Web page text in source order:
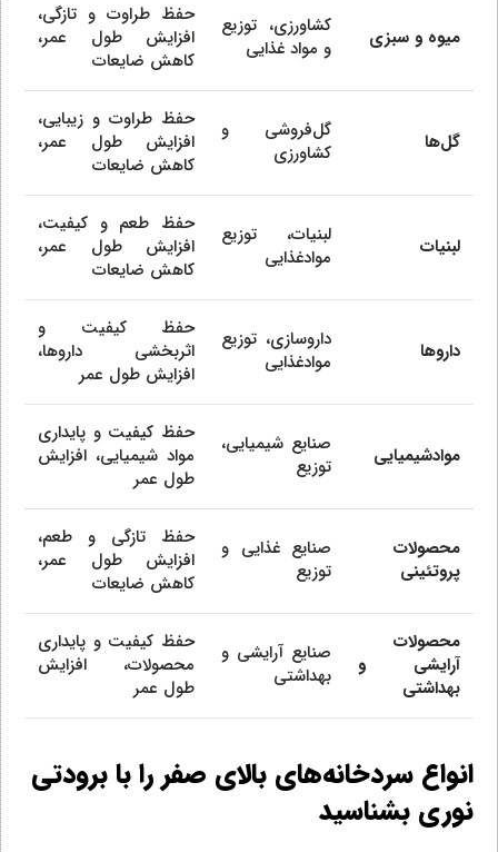
میوه و سبزی
کشاورزی، توزیع
و مواد غذایی
حفظ طراوت و تازگی،
افزایش طول عمر،
کاهش ضایعات
گل‌ها
گل‌فروشی و
کشاورزی
حفظ طراوت و زیبایی،
افزایش طول عمر،
کاهش ضایعات
لبنیات
لبنیات، توزیع
موادغذایی
حفظ طعم و کیفیت،
افزایش طول عمر،
کاهش ضایعات
داروها
داروسازی، توزیع
موادغذایی
حفظ کیفیت و
اثربخشی داروها،
افزایش طول عمر
موادشیمیایی
صنایع شیمیایی،
توزیع
حفظ کیفیت و پایداری
مواد شیمیایی، افزایش
طول عمر
محصولات
پروتئینی
صنایع غذایی و
توزیع
حفظ تازگی و طعم،
افزایش طول عمر،
کاهش ضایعات
محصولات
آرایشی و
بهداشتی
صنایع آرایشی و
بهداشتی
حفظ کیفیت و پایداری
محصولات، افزایش
طول عمر
انواع سردخانه‌های بالای صفر را با برودتی
نوری بشناسید